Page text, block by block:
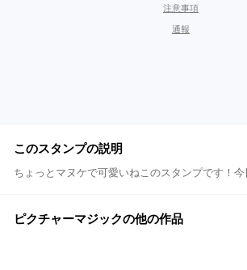
注意事項
通報
このスタンプの説明
ちょっとマヌケで可愛いねこのスタンプです！
ピクチャーマジックの他の作品